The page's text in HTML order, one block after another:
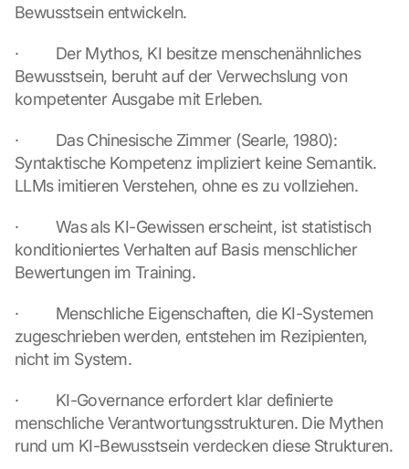
Bewusstsein entwickeln.
·         Der Mythos, KI besitze menschenähnliches
Bewusstsein, beruht auf der Verwechslung von
kompetenter Ausgabe mit Erleben.
·         Das Chinesische Zimmer (Searle, 1980):
Syntaktische Kompetenz impliziert keine Semantik.
LLMs imitieren Verstehen, ohne es zu vollziehen.
·         Was als KI-Gewissen erscheint, ist statistisch
konditioniertes Verhalten auf Basis menschlicher
Bewertungen im Training.
·         Menschliche Eigenschaften, die KI-Systemen
zugeschrieben werden, entstehen im Rezipienten,
nicht im System.
·         KI-Governance erfordert klar definierte
menschliche Verantwortungsstrukturen. Die Mythen
rund um KI-Bewusstsein verdecken diese Strukturen.
i
k
n
g
n
t
h
p
r
o
e
c
t
o
n
s
c